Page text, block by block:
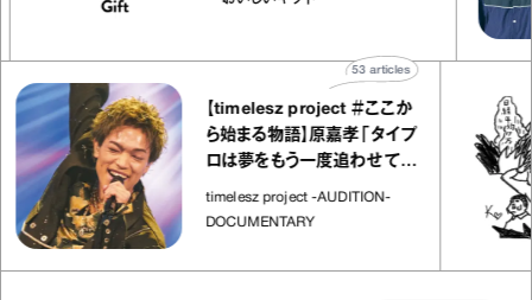
【timelesz project ＃ここか
ら始まる物語】原嘉孝「タイプ
ロは夢をもう一度追わせてく
れた場所」
timelesz project -AUDITION-
DOCUMENTARY
articles